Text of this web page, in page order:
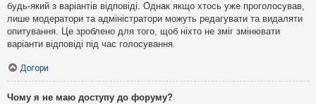
будь-який з варіантів відповіді. Однак якщо хтось уже проголосував,
лише модератори та адміністратори можуть редагувати та видаляти
опитування. Це зроблено для того, щоб ніхто не зміг змінювати
варіанти відповіді під час голосування.
Догори
Чому я не маю доступу до форуму?